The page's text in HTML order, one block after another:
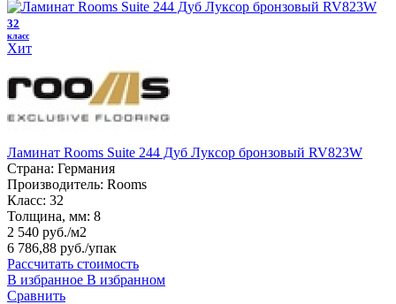
32
класс
Хит
Ламинат Rooms Suite 244 Дуб Луксор бронзовый RV823W
Страна: Германия
Производитель: Rooms
Класс: 32
Толщина, мм: 8
2 540 руб./м2
6 786,88 руб./упак
Рассчитать стоимость
В избранное В избранном
Сравнить